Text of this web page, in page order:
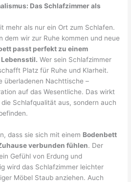
Das Schlafzimmer als
mehr als nur ein Ort zum Schlafen.
dem wir zur Ruhe kommen und neue
passt perfekt zu einem
Wer sein Schlafzimmer
Platz für Ruhe und Klarheit.
überladenen Nachttische –
auf das Wesentliche. Das wirkt
Schlafqualität aus, sondern auch
dass sie sich mit einem Bodenbett
verbunden fühlen. Der
Gefühl von Erdung und
wird das Schlafzimmer leichter
Möbel Staub anziehen. Auch